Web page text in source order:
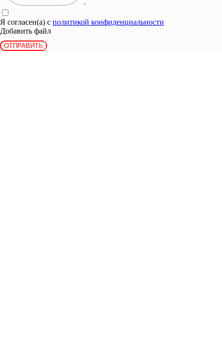
Я согласен(а) с политикой конфиденциальности
Добавить файл
ОТПРАВИТЬ